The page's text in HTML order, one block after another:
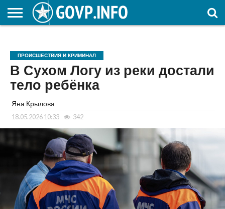
ОБРАЗОВАНИЕ
ПРОИСШЕСТВИЯ И КРИМИНАЛ
В Сухом Логу из реки достали
тело ребёнка
Яна Крылова
18.05.2026 10:33 342